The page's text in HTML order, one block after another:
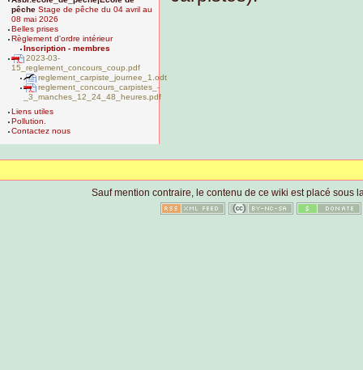
pêche Stage de pêche du 04 avril au
08 mai 2026
Belles prises
Règlement d'ordre intérieur
Inscription - membres
2023-03-
15_reglement_concours_coup.pdf
reglement_carpiste_journee_1.odt
reglement_concours_carpistes_-
_3_manches_12_24_48_heures.pdf
Liens utiles
Pollution.
Contactez nous
Sauf mention contraire, le contenu de ce wiki est placé sous